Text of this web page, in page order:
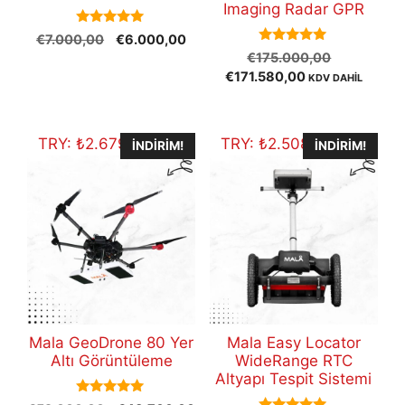
5.00
out of 5
€7.000,00
Orijinal
€6.000,00Şu
Imaging Radar GPR
5.00
out of 5
€175.000,00
fiyat:
€171.580,00Şu
€171.580,00.
KDV DAHİL
TRY:₺2.679.230,50
İNDIRIM!
Mala GeoDrone 80 Yer
Altı Görüntüleme
TRY:₺2.508.684,00
İNDIRIM!
Mala Easy Locator
WideRange RTC
Altyapı Tespit Sistemi